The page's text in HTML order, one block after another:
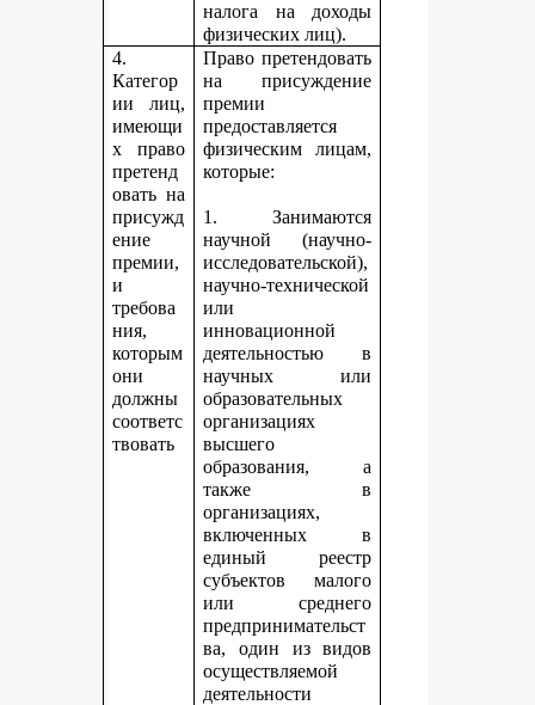
налога на доходы
физических лиц).
4.
Категор
ии лиц,
имеющи
х право
претенд
овать на
присужд
ение
премии,
и
требова
ния,
которым
они
должны
соответс
твовать
Право претендовать
на присуждение
премии
предоставляется
физическим лицам,
которые:
1. Занимаются
научной (научно-
исследовательской),
научно-технической
или
инновационной
деятельностью в
научных или
образовательных
организациях
высшего
образования, а
также в
организациях,
включенных в
единый реестр
субъектов малого
или среднего
предпринимательст
ва, один из видов
осуществляемой
деятельности